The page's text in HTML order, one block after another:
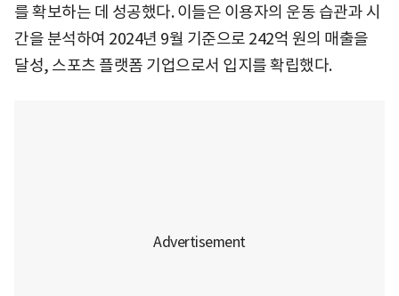
를 확보하는 데 성공했다. 이들은 이용자의 운동 습관과 시
간을 분석하여 2024년 9월 기준으로 242억 원의 매출을
달성, 스포츠 플랫폼 기업으로서 입지를 확립했다.